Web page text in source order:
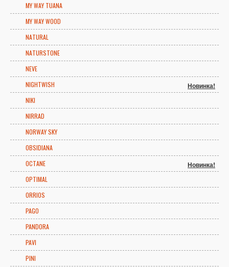
MY WAY TUANA
MY WAY WOOD
NATURAL
NATURSTONE
NEVE
NIGHTWISH
Новинка!
NIKI
NIRRAD
NORWAY SKY
OBSIDIANA
OCTANE
Новинка!
OPTIMAL
ORRIOS
PAGO
PANDORA
PAVI
PINI